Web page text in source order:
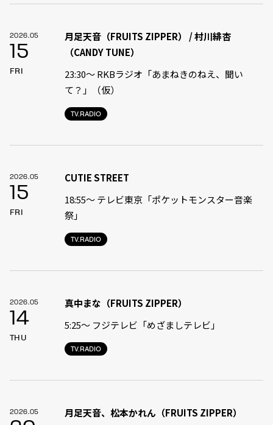
2026.05
15
FRI
TV.RADIO
月足天音（FRUITS ZIPPER） / 村川緋杏
（CANDY TUNE）
23:30〜 RKBラジオ「あまねきのねえ、聞い
て？」（仮）
2026.05
15
FRI
TV.RADIO
CUTIE STREET
18:55〜 テレビ東京「ポケットモンスター音楽
祭」
2026.05
14
THU
TV.RADIO
真中まな（FRUITS ZIPPER）
5:25〜 フジテレビ「めざましテレビ」
2026.05
月足天音、松本かれん（FRUITS ZIPPER）